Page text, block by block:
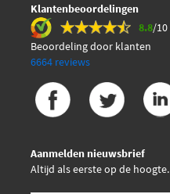
Klantenbeoordelingen
8.8/10
Beoordeling door klanten
6664 reviews
Aanmelden nieuwsbrief
Altijd als eerste op de hoogte.